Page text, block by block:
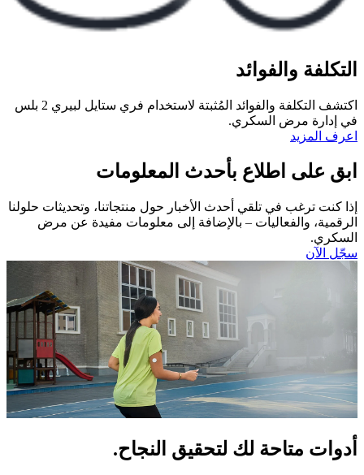
التكلفة والفوائد​
اكتشف التكلفة والفوائد المُثبتة لاستخدام فري ستايل لبيري 2 بلس
في إدارة مرض السكري.​
اعرف المزيد
ابق على اطلاع بأحدث المعلومات
إذا كنت ترغب في تلقي أحدث الأخبار حول منتجاتنا، وتحديثات حلولنا
الرقمية، والفعاليات – بالإضافة إلى معلومات مفيدة عن مرض
السكري.​
سجّل الآن​
أدوات متاحة لك لتحقيق النجاح.